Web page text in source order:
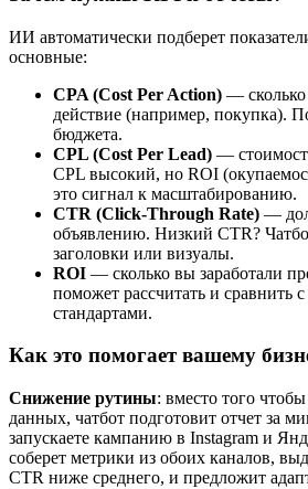
ИИ автоматически подберет
основные:
CPA (Cost Per Action) — сколько
действие (например, покупка).
бюджета.
CPL (Cost Per Lead) —
CPL высокий, но ROI
это сигнал к масштабированию.
CTR (Click-Through Rate) —
объявлению. Низкий CTR?
заголовки или визуалы.
ROI — сколько вы заработали
поможет рассчитать и сравнить
стандартами.
Как это помогает вашему
Снижение рутины: вместо того
данных, чатбот подготовит отчет за
запускаете кампанию в Instagram и
соберет метрики из обоих каналов,
CTR ниже среднего, и предложит